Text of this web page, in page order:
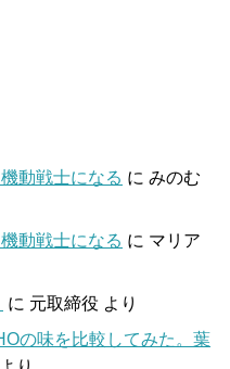
動戦士になる に みのむ
動戦士になる に マリア
に 元取締役 より
の味を比較してみた。葉